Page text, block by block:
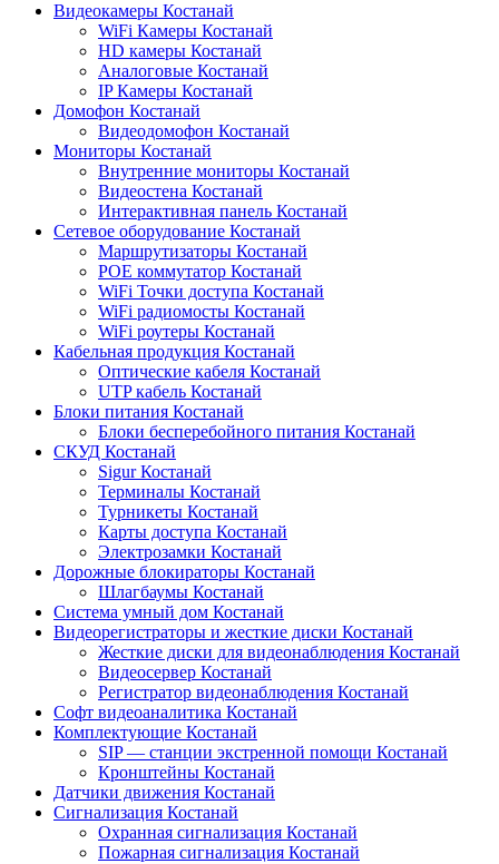
Видеокамеры Костанай
WiFi Камеры Костанай
HD камеры Костанай
Аналоговые Костанай
IP Камеры Костанай
Домофон Костанай
Видеодомофон Костанай
Мониторы Костанай
Внутренние мониторы Костанай
Видеостена Костанай
Интерактивная панель Костанай
Сетевое оборудование Костанай
Маршрутизаторы Костанай
POE коммутатор Костанай
WiFi Точки доступа Костанай
WiFi радиомосты Костанай
WiFi роутеры Костанай
Кабельная продукция Костанай
Оптические кабеля Костанай
UTP кабель Костанай
Блоки питания Костанай
Блоки бесперебойного питания Костанай
СКУД Костанай
Sigur Костанай
Терминалы Костанай
Турникеты Костанай
Карты доступа Костанай
Электрозамки Костанай
Дорожные блокираторы Костанай
Шлагбаумы Костанай
Система умный дом Костанай
Видеорегистраторы и жесткие диски Костанай
Жесткие диски для видеонаблюдения Костанай
Видеосервер Костанай
Регистратор видеонаблюдения Костанай
Софт видеоаналитика Костанай
Комплектующие Костанай
SIP — станции экстренной помощи Костанай
Кронштейны Костанай
Датчики движения Костанай
Сигнализация Костанай
Охранная сигнализация Костанай
Пожарная сигнализация Костанай